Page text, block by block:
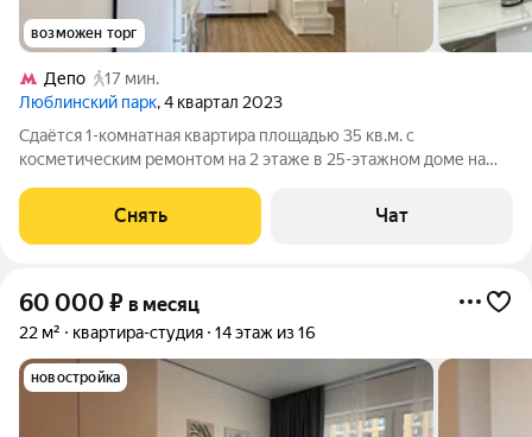
возможен торг
Депо
17 мин.
Люблинский парк, 4 квартал 2023
Сдаётся 1-комнатная квартира площадью 35 кв.м. с
косметическим ремонтом на 2 этаже в 25-этажном доме на
Холодильник Кондиционер Микроволновка Дом - монолитный,
окна выходят во двор. В
Снять Чат
60 000 ₽ в месяц
22 м² квартира-студия 14 этаж из 16
новостройка